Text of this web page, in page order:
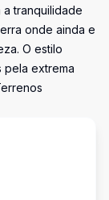
tranquilidade
onde ainda e
O estilo
extrema